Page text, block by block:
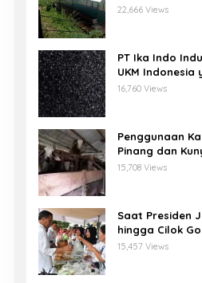
Bogor
22,666 Views
PT Ika Indo
UKM Indonesia
Pasar Global
16,760 Views
Penggunaan
Pinang dan
Pengobatan
15,708 Views
Saat Presiden
hingga Cilok
Binaan PNM
15,457 Views